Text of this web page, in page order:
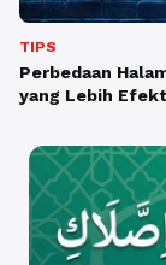
TIPS
Perbedaan
yang Lebih